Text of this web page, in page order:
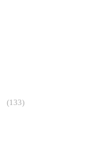
(133)